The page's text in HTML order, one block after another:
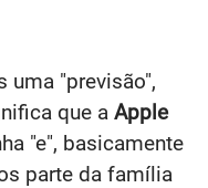
uma "previsão",
que a Apple
"e", basicamente
parte da família